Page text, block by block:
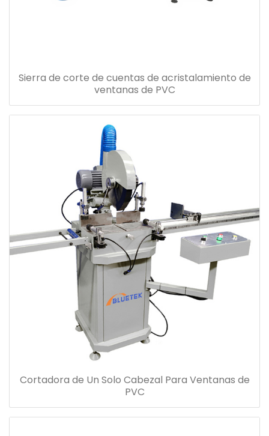
Sierra de corte de cuentas de acristalamiento de
ventanas de PVC
Cortadora de Un Solo Cabezal Para Ventanas de
PVC